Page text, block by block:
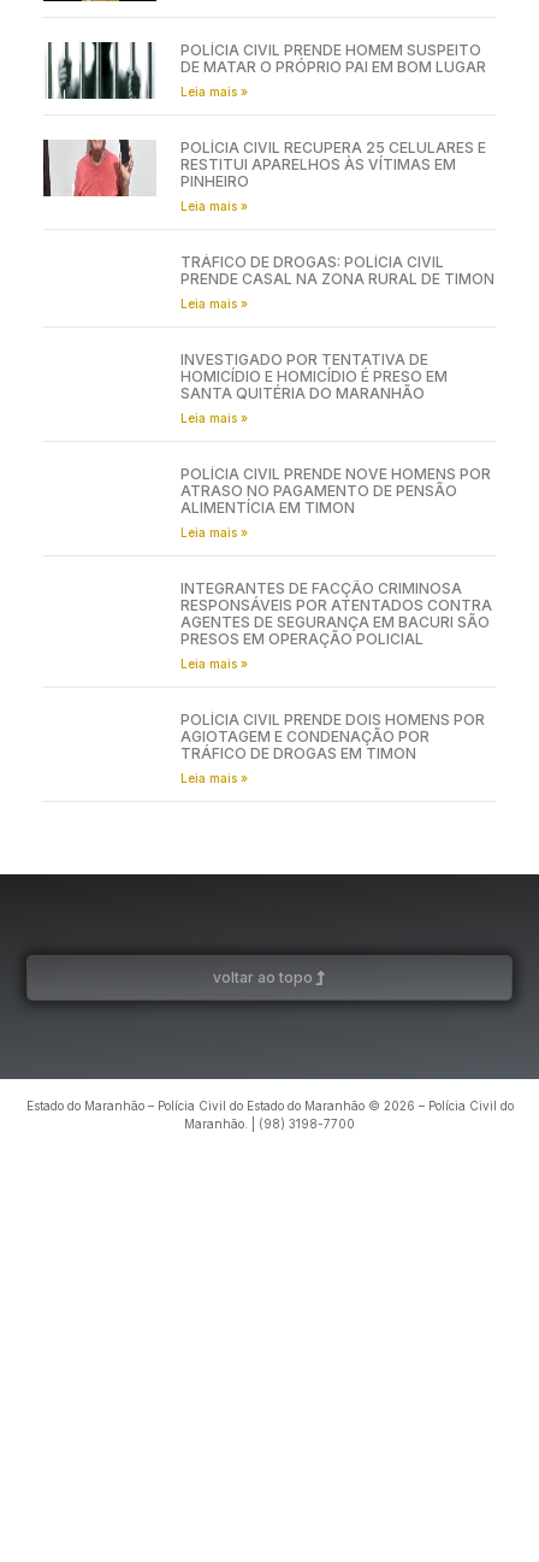
POLÍCIA CIVIL PRENDE HOMEM SUSPEITO
DE MATAR O PRÓPRIO PAI EM BOM LUGAR
Leia mais »
POLÍCIA CIVIL RECUPERA 25 CELULARES E
RESTITUI APARELHOS ÀS VÍTIMAS EM
PINHEIRO
Leia mais »
TRÁFICO DE DROGAS: POLÍCIA CIVIL
PRENDE CASAL NA ZONA RURAL DE TIMON
Leia mais »
INVESTIGADO POR TENTATIVA DE
HOMICÍDIO E HOMICÍDIO É PRESO EM
SANTA QUITÉRIA DO MARANHÃO
Leia mais »
POLÍCIA CIVIL PRENDE NOVE HOMENS POR
ATRASO NO PAGAMENTO DE PENSÃO
ALIMENTÍCIA EM TIMON
Leia mais »
INTEGRANTES DE FACÇÃO CRIMINOSA
RESPONSÁVEIS POR ATENTADOS CONTRA
AGENTES DE SEGURANÇA EM BACURI SÃO
PRESOS EM OPERAÇÃO POLICIAL
Leia mais »
POLÍCIA CIVIL PRENDE DOIS HOMENS POR
AGIOTAGEM E CONDENAÇÃO POR
TRÁFICO DE DROGAS EM TIMON
Leia mais »
voltar ao topo